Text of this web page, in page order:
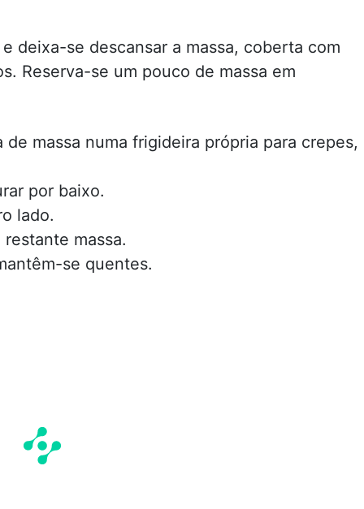
deixa-se descansar a massa, coberta com
Reserva-se um pouco de massa em
massa numa frigideira própria para crepes,
por baixo.
lado.
massa.
se quentes.